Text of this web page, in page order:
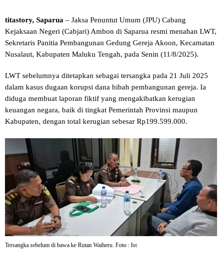
titastory, Saparua – Jaksa Penuntut Umum (JPU) Cabang
Kejaksaan Negeri (Cabjari) Ambon di Saparua resmi menahan LWT,
Sekretaris Panitia Pembangunan Gedung Gereja Akoon, Kecamatan
Nusalaut, Kabupaten Maluku Tengah, pada Senin (11/8/2025).
LWT sebelumnya ditetapkan sebagai tersangka pada 21 Juli 2025
dalam kasus dugaan korupsi dana hibah pembangunan gereja. Ia
diduga membuat laporan fiktif yang mengakibatkan kerugian
keuangan negara, baik di tingkat Pemerintah Provinsi maupun
Kabupaten, dengan total kerugian sebesar Rp199.599.000.
Tersangka sebelum di bawa ke Rutan Waiheru. Foto : Ist